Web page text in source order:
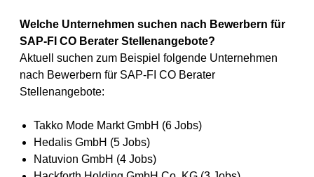
Welche Unternehmen suchen nach Bewerbern für
SAP-FI CO Berater Stellenangebote?
Aktuell suchen zum Beispiel folgende Unternehmen
nach Bewerbern für SAP-FI CO Berater
Stellenangebote:
Takko Mode Markt GmbH (6 Jobs)
Hedalis GmbH (5 Jobs)
Natuvion GmbH (4 Jobs)